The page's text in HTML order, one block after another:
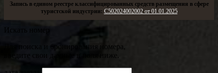
Запись в едином реестре классифицированных средств размещения в сфере
туристской индустрии: С502024002002 от 01.01.2025
Для поиска и бронирования номера,
введите свои данные в поля ниже.